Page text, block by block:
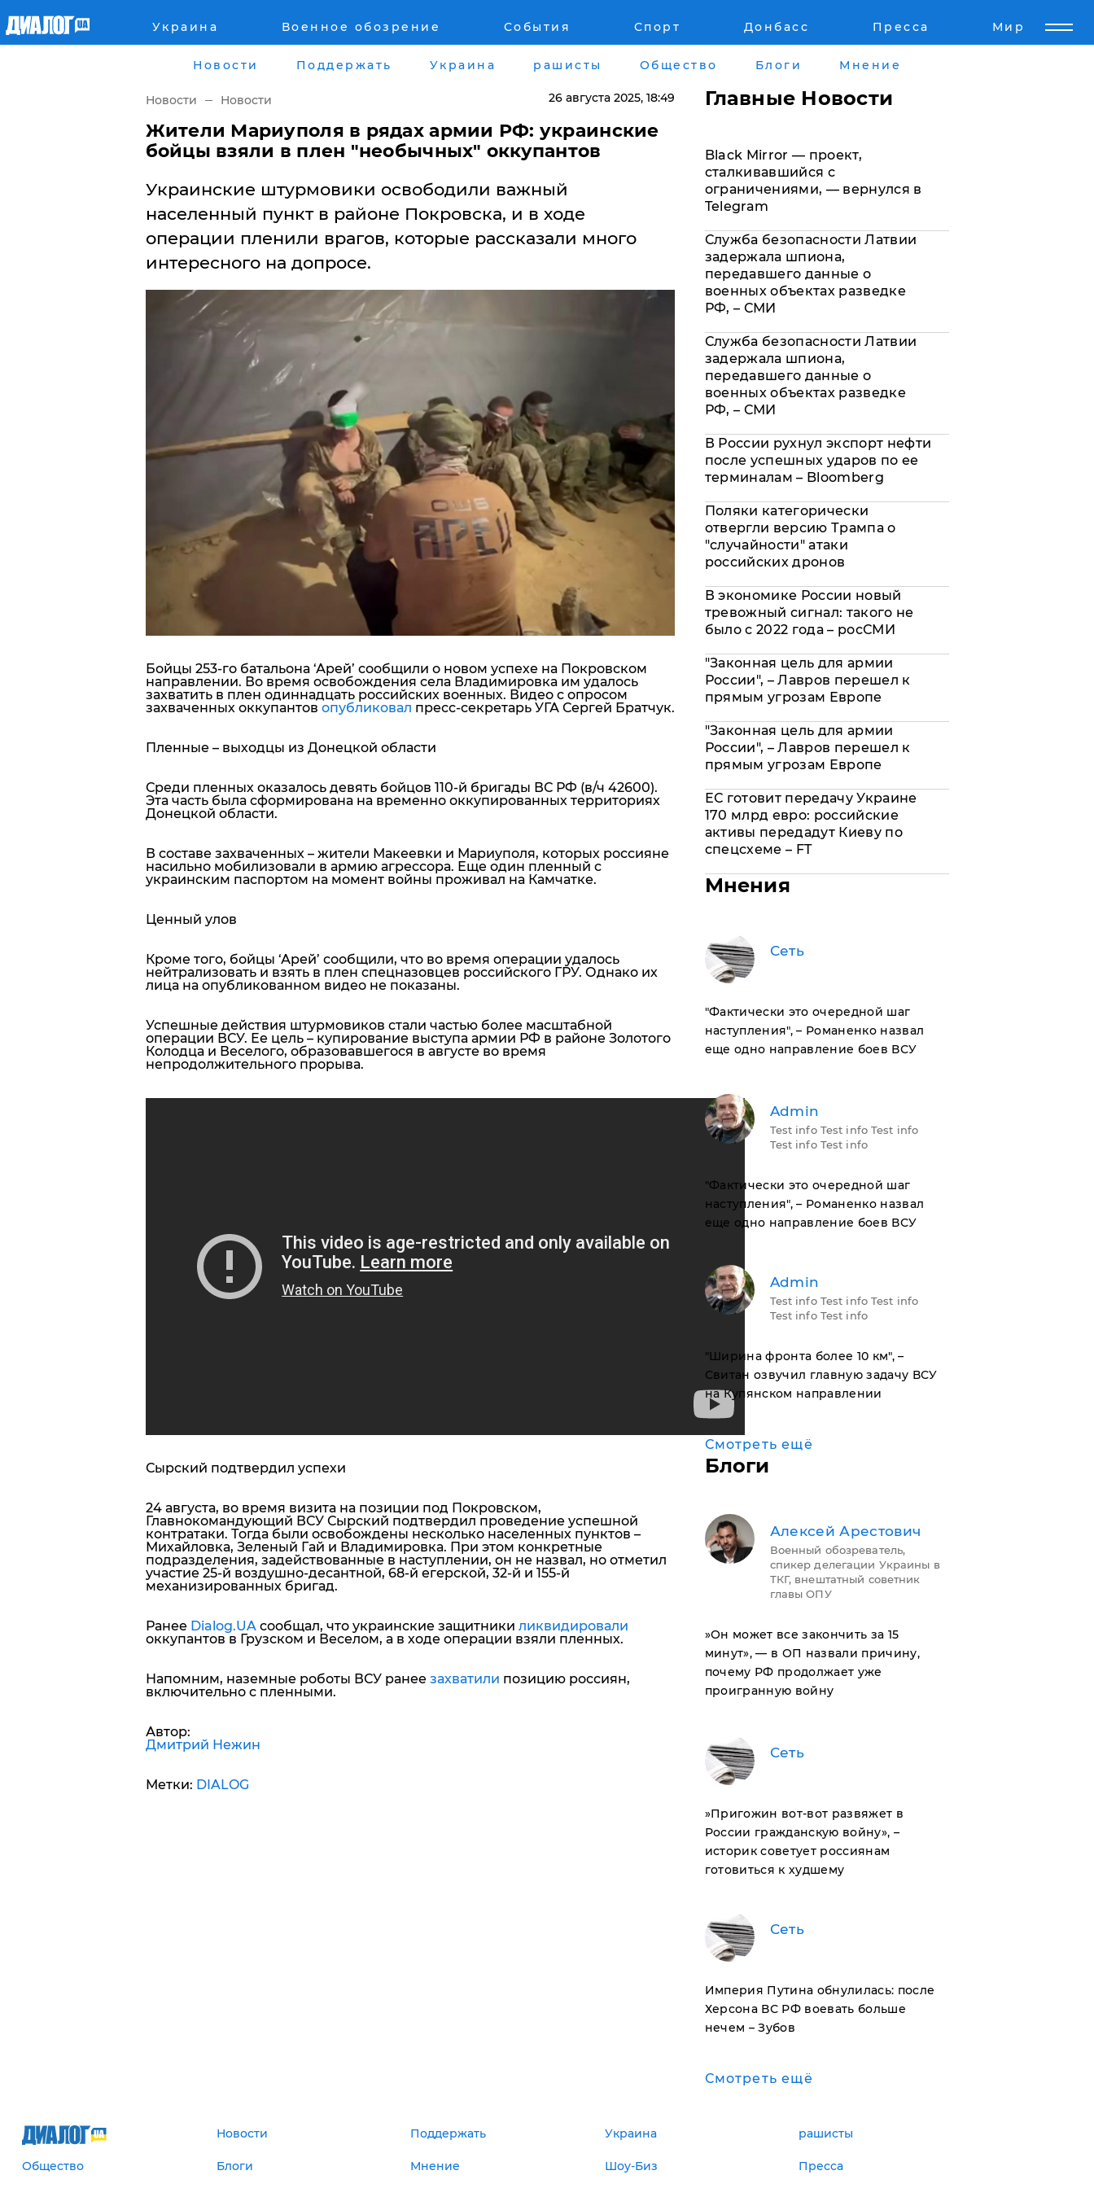
Украина Военное обозрение События Спорт Донбасс Пресса Мир
Военное обозрение
Города
Луганск
Киев
Харьков
Днепр
Одесса
Война на Донбассе и в Крыму
"ЛНР"
Оккупация Крыма
Новости Крыма
Донбасс
Лайф стайл
Помощь проекту
Стиль Диалога
Культура
Пресс-релизы
Новости Поддержать Украина рашисты Общество Блоги Мнение
Новости Новости 26 августа 2025, 18:49
Жители Мариуполя в рядах армии РФ: украинские
бойцы взяли в плен "необычных" оккупантов
Украинские штурмовики освободили важный
населенный пункт в районе Покровска, и в ходе
операции пленили врагов, которые рассказали много
интересного на допросе.
Бойцы 253-го батальона ‘Арей’ сообщили о новом успехе на Покровском
направлении. Во время освобождения села Владимировка им удалось
захватить в плен одиннадцать российских военных. Видео с опросом
захваченных оккупантов опубликовал пресс-секретарь УГА Сергей Братчук.
Пленные – выходцы из Донецкой области
Среди пленных оказалось девять бойцов 110-й бригады ВС РФ (в/ч 42600).
Эта часть была сформирована на временно оккупированных территориях
Донецкой области.
В составе захваченных – жители Макеевки и Мариуполя, которых россияне
насильно мобилизовали в армию агрессора. Еще один пленный с
украинским паспортом на момент войны проживал на Камчатке.
Ценный улов
Кроме того, бойцы ‘Арей’ сообщили, что во время операции удалось
нейтрализовать и взять в плен спецназовцев российского ГРУ. Однако их
лица на опубликованном видео не показаны.
Успешные действия штурмовиков стали частью более масштабной
операции ВСУ. Ее цель – купирование выступа армии РФ в районе Золотого
Колодца и Веселого, образовавшегося в августе во время
непродолжительного прорыва.
Сырский подтвердил успехи
24 августа, во время визита на позиции под Покровском,
Главнокомандующий ВСУ Сырский подтвердил проведение успешной
контратаки. Тогда были освобождены несколько населенных пунктов –
Михайловка, Зеленый Гай и Владимировка. При этом конкретные
подразделения, задействованные в наступлении, он не назвал, но отметил
участие 25-й воздушно-десантной, 68-й егерской, 32-й и 155-й
механизированных бригад.
Ранее Dialog.UAсообщал, что украинские защитники ликвидировали
оккупантов в Грузском и Веселом, а в ходе операции взяли пленных.
Напомним, наземные роботы ВСУ ранее захватили позицию россиян,
включительно с пленными.
Автор:
Дмитрий Нежин
Метки: DIALOG
Главные Новости
Black Mirror — проект,
сталкивавшийся с
ограничениями, — вернулся в
Telegram
Служба безопасности Латвии
задержала шпиона,
передавшего данные о
военных объектах разведке
РФ, – СМИ
Служба безопасности Латвии
задержала шпиона,
передавшего данные о
военных объектах разведке
РФ, – СМИ
В России рухнул экспорт нефти
после успешных ударов по ее
терминалам – Bloomberg
Поляки категорически
отвергли версию Трампа о
"случайности" атаки
российских дронов
В экономике России новый
тревожный сигнал: такого не
было с 2022 года – росСМИ
"Законная цель для армии
России", – Лавров перешел к
прямым угрозам Европе
"Законная цель для армии
России", – Лавров перешел к
прямым угрозам Европе
ЕС готовит передачу Украине
170 млрд евро: российские
активы передадут Киеву по
спецсхеме – FT
Мнения
Сеть
​"Фактически это очередной шаг
наступления", – Романенко назвал
еще одно направление боев ВСУ
Admin
Test info Test info Test info
Test info Test info
​"Фактически это очередной шаг
наступления", – Романенко назвал
еще одно направление боев ВСУ
Admin
Test info Test info Test info
Test info Test info
​"Ширина фронта более 10 км", –
Свитан озвучил главную задачу ВСУ
на Купянском направлении
Смотреть ещё
Блоги
Алексей Арестович
Военный обозреватель,
спикер делегации Украины в
ТКГ, внештатный советник
главы ОПУ
​»Он может все закончить за 15
минут», — в ОП назвали причину,
почему РФ продолжает уже
проигранную войну
Сеть
​»Пригожин вот-вот развяжет в
России гражданскую войну», –
историк советует россиянам
готовиться к худшему
Сеть
Империя Путина обнулилась: после
Херсона ВС РФ воевать больше
нечем – Зубов
Смотреть ещё
Новости Поддержать Украина рашисты
Общество Блоги Мнение Шоу-Биз Пресса